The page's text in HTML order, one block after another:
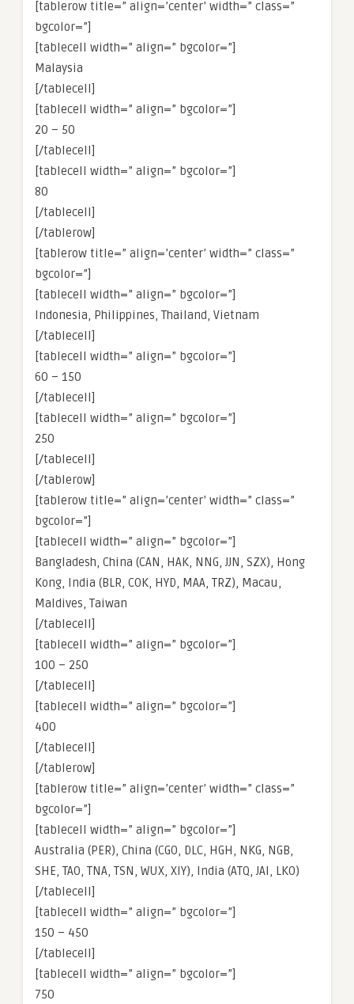
[tablerow title=” align=’center’ width=” class=”
bgcolor=”]
[tablecell width=” align=” bgcolor=”]
Malaysia
[/tablecell]
[tablecell width=” align=” bgcolor=”]
20 – 50
[/tablecell]
[tablecell width=” align=” bgcolor=”]
80
[/tablecell]
[/tablerow]
[tablerow title=” align=’center’ width=” class=”
bgcolor=”]
[tablecell width=” align=” bgcolor=”]
Indonesia, Philippines, Thailand, Vietnam
[/tablecell]
[tablecell width=” align=” bgcolor=”]
60 – 150
[/tablecell]
[tablecell width=” align=” bgcolor=”]
250
[/tablecell]
[/tablerow]
[tablerow title=” align=’center’ width=” class=”
bgcolor=”]
[tablecell width=” align=” bgcolor=”]
Bangladesh, China (CAN, HAK, NNG, JJN, SZX), Hong
Kong, India (BLR, COK, HYD, MAA, TRZ), Macau,
Maldives, Taiwan
[/tablecell]
[tablecell width=” align=” bgcolor=”]
100 – 250
[/tablecell]
[tablecell width=” align=” bgcolor=”]
400
[/tablecell]
[/tablerow]
[tablerow title=” align=’center’ width=” class=”
bgcolor=”]
[tablecell width=” align=” bgcolor=”]
Australia (PER), China (CGO, DLC, HGH, NKG, NGB,
SHE, TAO, TNA, TSN, WUX, XIY), India (ATQ, JAI, LKO)
[/tablecell]
[tablecell width=” align=” bgcolor=”]
150 – 450
[/tablecell]
[tablecell width=” align=” bgcolor=”]
750